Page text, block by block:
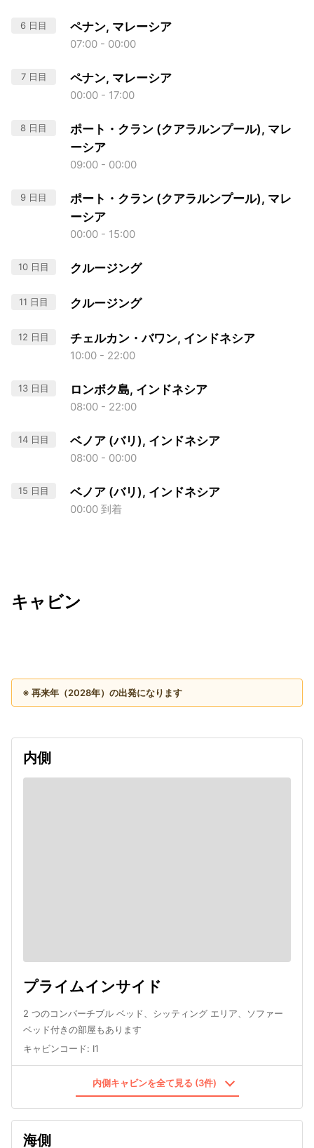
6 日目 ペナン, マレーシア
07:00 - 00:00
7 日目 ペナン, マレーシア
00:00 - 17:00
8 日目
ポート・クラン (クアラルンプール), マレ
ーシア
09:00 - 00:00
9 日目
ポート・クラン (クアラルンプール), マレ
ーシア
00:00 - 15:00
10 日目 クルージング
11 日目 クルージング
12 日目 チェルカン・バワン, インドネシア
10:00 - 22:00
13 日目 ロンボク島, インドネシア
08:00 - 22:00
14 日目 ベノア (バリ), インドネシア
08:00 - 00:00
15 日目 ベノア (バリ), インドネシア
00:00 到着
キャビン
※ 再来年（2028年）の出発になります
内側
プライムインサイド
2 つのコンバーチブル ベッド、シッティング エリア、ソファー
ベッド付きの部屋もあります
キャビンコード: I1
内側キャビンを全て見る (3件)
海側